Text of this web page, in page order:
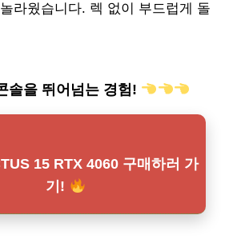
라웠습니다. 렉 없이 부드럽게 돌
솔을 뛰어넘는 경험!
15 RTX 4060 구매하러 가
기!